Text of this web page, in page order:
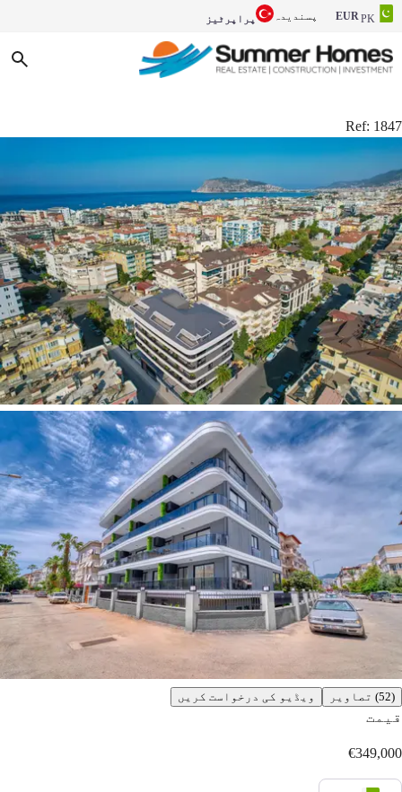
PK
EUR پسندیدہ پراپرٹیز
Ref: 1847
(52) تصاویر ویڈیو کی درخواست کریں
قیمت
€349,000